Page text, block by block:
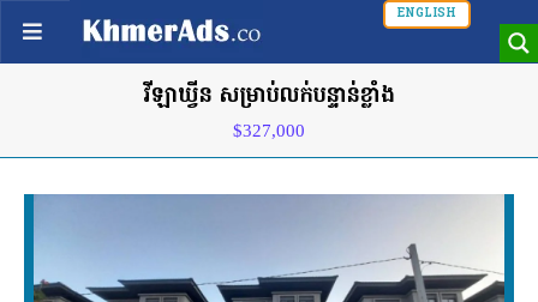
ENGLISH
វីឡាឃ្វីន សម្រាប់លក់បន្ទាន់ខ្លាំង
$327,000